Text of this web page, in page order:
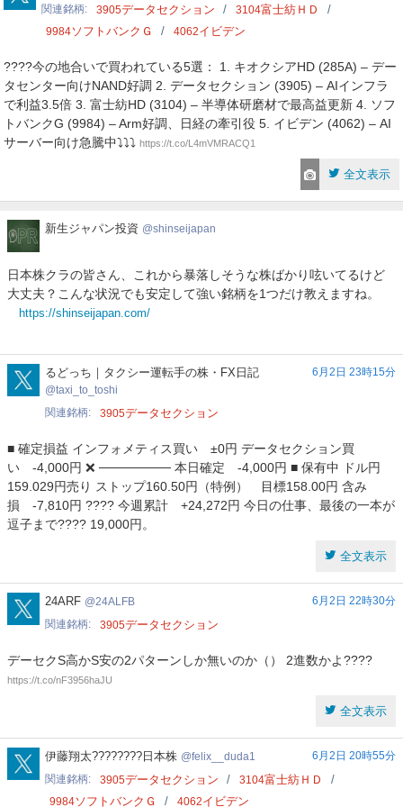
関連銘柄
3905データセクション 3104富士紡ＨＤ
9984ソフトバンクＧ 4062イビデン
????今の地合いで買われている5選： 1. キオクシアHD (285A) – デー
タセンター向けNAND好調 2. データセクション (3905) – AIインフラ
で利益3.5倍 3. 富士紡HD (3104) – 半導体研磨材で最高益更新 4. ソフ
トバンクG (9984) – Arm好調、日経の牽引役 5. イビデン (4062) – AI
サーバー向け急騰中⤵️⤵️⤵️ https://t.co/L4mVMRACQ1
全文表示
新
ャ
パ
ン
新生ジャパン投資 shinseijapan
日本株クラの皆さん、これから暴落しそうな株ばかり呟いてるけど
大丈夫？こんな状況でも安定して強い銘柄を1つだけ教えますね。
https://shinseijapan.com/
taxi_to_toshi
るどっち｜タクシー運転手の株・FX日記
taxi_to_toshi
6月2日 23時15分
関連銘柄 3905データセクション
■ 確定損益 インフォメティス買い ±0円 データセクション買
い -4,000円 ❌ ──────── 本日確定 -4,000円 ■ 保有中 ドル円
159.029円売り ストップ160.50円（特例） 目標158.00円 含み
損 -7,810円 ???? 今週累計 +24,272円 今日の仕事、最後の一本が
逗子まで???? 19,000円。
全文表示
24ALFB
24ARF 24ALFB
6月2日 22時30分
関連銘柄
3905データセクション
デーセクS高かS安の2パターンしか無いのか（） 2進数かよ????
https://t.co/nF3956haJU
全文表示
felix__duda1
伊藤翔太????????日本株 felix__duda1
6月2日 20時55分
関連銘柄
3905データセクション 3104富士紡ＨＤ
9984ソフトバンクＧ 4062イビデン